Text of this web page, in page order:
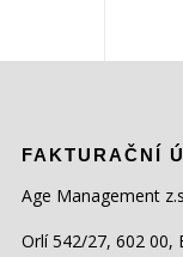
FAKTURAČNÍ
Age Management
Orlí 542/27, 602 00,